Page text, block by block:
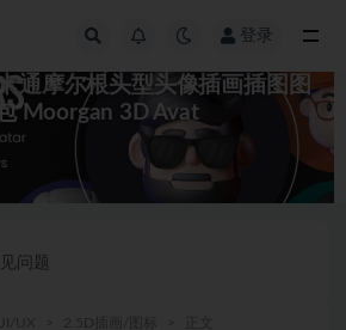
登录
通摩尔根头型头像插画插图图
Moorgan 3D Avat
问题